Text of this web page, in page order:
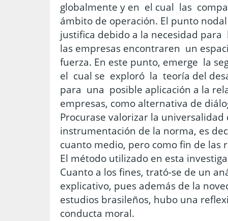
globalmente y en el cual las
ámbito de operación. El punto
justifica debido a la necesidad
las empresas encontraren un
fuerza. En este punto, emerge la
el cual se exploró la teoría del
para una posible aplicación a la
empresas, como alternativa de
Procurase valorizar la
instrumentación de la norma, es
cuanto medio, pero como fin de las
El método utilizado en esta
Cuanto a los fines, trató-se de un
explicativo, pues además de la
estudios brasileños, hubo una
conducta moral.